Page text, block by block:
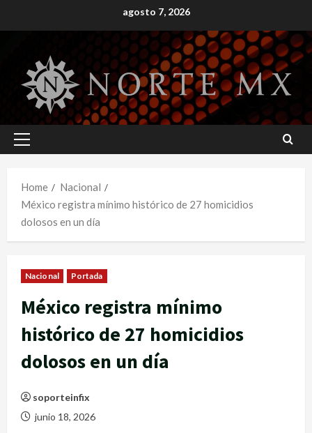
to
agosto 7, 2026
Primary
Home
Nacional
México registra mínimo histórico de 27 homicidios
dolosos en un día
Nacional Portada
México registra mínimo
histórico de 27 homicidios
dolosos en un día
soporteinfix
junio 18, 2026